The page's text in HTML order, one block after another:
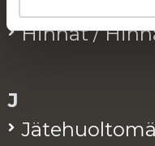
Hin­nat /
J